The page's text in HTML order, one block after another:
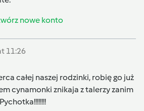
nowe konto
11:26
całej naszej rodzinki, robię go już
cynamonki znikaja z talerzy zanim
Pychotka!!!!!!!!